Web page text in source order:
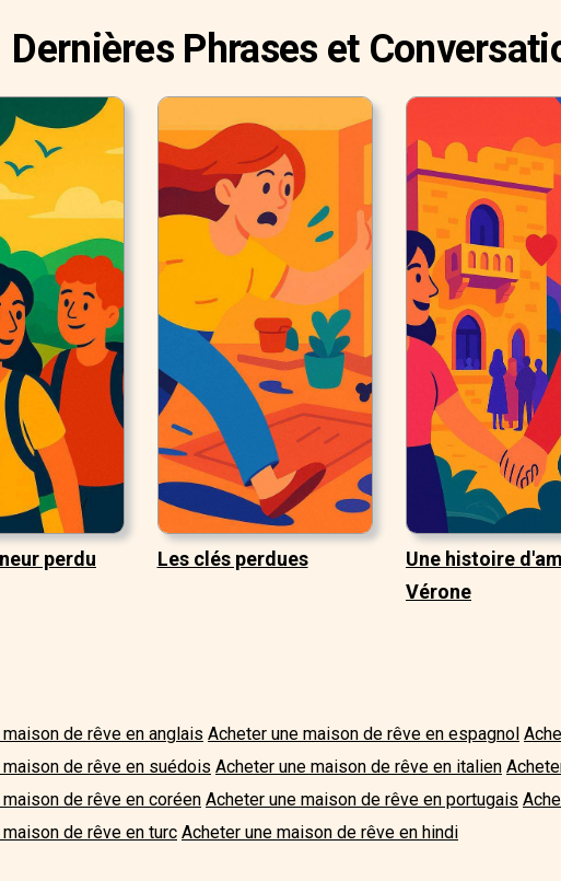
Dernières Phrases et
perdu Les clés perdues
Une histoire
Vérone
de rêve en anglais Acheter une maison de rêve en espagnol
de rêve en suédois Acheter une maison de rêve en italien
de rêve en coréen Acheter une maison de rêve en portugais
de rêve en turc Acheter une maison de rêve en hindi